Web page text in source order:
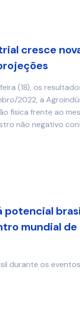
cresce
(18), os
2022, a
física frente ao
não negativo
potencial
mundial
durante os eventos